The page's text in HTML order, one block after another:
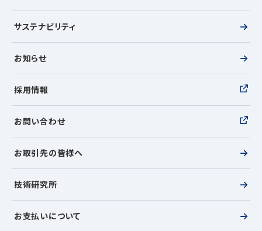
ピックアップ工事
社長メッセージ
理念体系
会社概要
沿革
役員一覧
グループ会社
電子公告
サステナビリティ
お知らせ
採用情報
お問い合わせ
お取引先の皆様へ
技術研究所
お支払いについて